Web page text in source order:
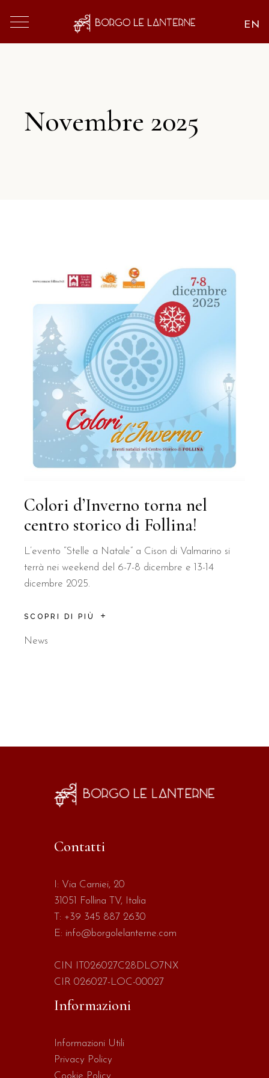
Novembre 2025
Colori d’Inverno torna nel
centro storico di Follina!
L’evento “Stelle a Natale” a Cison di Valmarino si
terrà nei weekend del 6-7-8 dicembre e 13-14
dicembre 2025.
SCOPRI DI PIÙ
News
Contatti
I: Via Carniei, 20
31051 Follina TV, Italia
T: +39 345 887 2630
E: info@borgolelanterne.com
CIN IT026027C28DLO7NX
CIR 026027-LOC-00027
Informazioni
Informazioni Utili
Privacy Policy
Cookie Policy